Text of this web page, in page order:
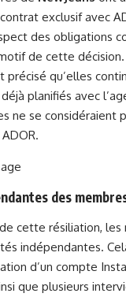
exclusif avec
des obligations
de cette
précisé qu’elles
planifiés avec
ne se considéraient
des
cette résiliation,
indépendantes.
d’un compte
que plusieurs